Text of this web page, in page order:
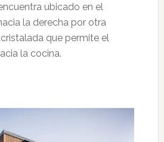
ubicado en el
la derecha por otra
que permite el
la cocina.